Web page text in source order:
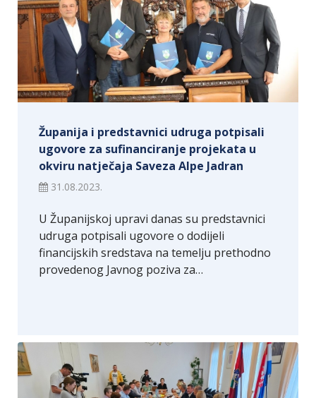
Županija i predstavnici udruga potpisali
ugovore za sufinanciranje projekata u
okviru natječaja Saveza Alpe Jadran
31.08.2023.
U Županijskoj upravi danas su predstavnici
udruga potpisali ugovore o dodijeli
financijskih sredstava na temelju prethodno
provedenog Javnog poziva za…